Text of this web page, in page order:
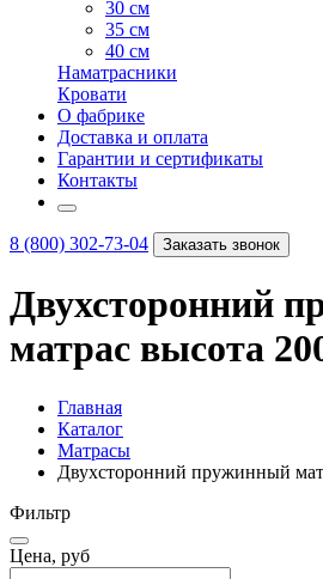
30 см
35 см
40 см
Наматрасники
Кровати
О фабрике
Доставка и оплата
Гарантии и сертификаты
Контакты
8 (800) 302-73-04 Заказать звонок
Двухсторонний
матрас высота
Главная
Каталог
Матрасы
Двухсторонний пружинный
Фильтр
Цена, руб